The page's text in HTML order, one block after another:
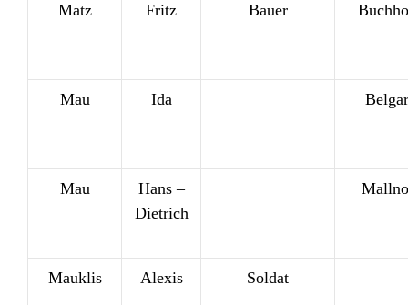
Matz Fritz Bauer
Mau Ida
Mau
Hans –
Dietrich
Mauklis Alexis Soldat